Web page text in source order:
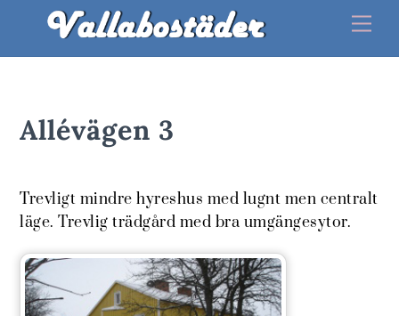
content
Allévägen 3
Trevligt mindre hyreshus med lugnt men centralt
läge. Trevlig trädgård med bra umgängesytor.